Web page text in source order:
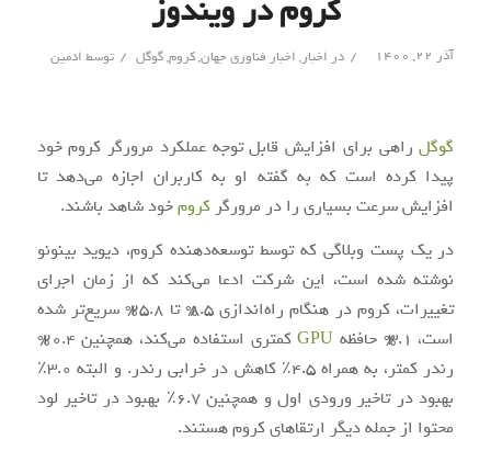
کروم در ویندوز
آذر ۲۲, ۱۴۰۰ / در اخبار, اخبار فناوری جهان,کروم,گوگل / توسط ادمین
گوگلراهی برای افزایش قابل توجه عملکرد مرورگر کروم خود
پیدا کرده است که به گفته او به کاربران اجازه می‌دهد تا
افزایش سرعت بسیاری را در مرورگر کرومخود شاهد باشند.
در یک پست وبلاگی که توسط توسعه‌دهنده کروم، دیوید بینونو
نوشته شده است، این شرکت ادعا می‌کند که از زمان اجرای
تغییرات، کروم در هنگام راه‌اندازی 8.5% تا 25.8% سریع‌تر شده
است، 3.1% حافظه
GPU
کمتری استفاده می‌کند، همچنین 20.4%
رندر کمتر، به همراه 4.5٪ کاهش در خرابی رندر. و البته 3.0٪
بهبود در تاخیر ورودی اول و همچنین 6.7٪ بهبود در تاخیر لود
محتوا از جمله دیگر ارتقا‌های کروم هستند.